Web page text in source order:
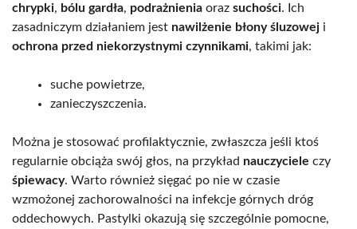
chrypki, bólu gardła, podrażnienia oraz suchości. Ich
zasadniczym działaniem jest nawilżenie błony śluzowej i
ochrona przed niekorzystnymi czynnikami, takimi jak:
suche powietrze,
zanieczyszczenia.
Można je stosować profilaktycznie, zwłaszcza jeśli ktoś
regularnie obciąża swój głos, na przykład nauczyciele czy
śpiewacy. Warto również sięgać po nie w czasie
wzmożonej zachorowalności na infekcje górnych dróg
oddechowych. Pastylki okazują się szczególnie pomocne,